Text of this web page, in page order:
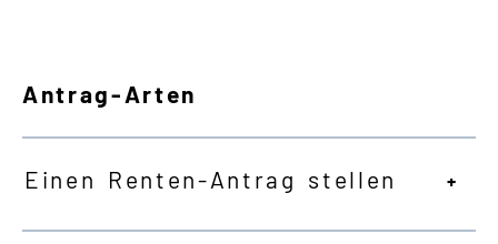
Antrag-Arten
Einen Renten-Antrag stellen